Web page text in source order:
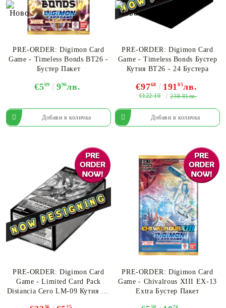
PRE-ORDER: Digimon Card
Game - Timeless Bonds BT26 -
Бустер Пакет
€509 996лв.
PRE-ORDER: Digimon Card
Game - Timeless Bonds Бустер
Кутия BT26 - 24 Бустера
€9768 19105лв.
€122.10 238.81лв.
PRE-ORDER: Digimon Card
Game - Limited Card Pack
Distancia Cero LM-09 Кутия - 6
36 25
PRE-ORDER: Digimon Card
Game - Chivalrous XIII EX-13
Extra Бустер Пакет
50 76